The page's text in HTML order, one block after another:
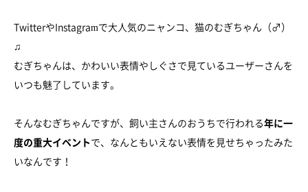
TwitterやInstagramで大人気のニャンコ、猫のむぎちゃん（♂）
♫
むぎちゃんは、かわいい表情やしぐさで見ているユーザーさんを
いつも魅了しています。
そんなむぎちゃんですが、飼い主さんのおうちで行われる年に一
度の重大イベントで、なんともいえない表情を見せちゃったみた
いなんです！